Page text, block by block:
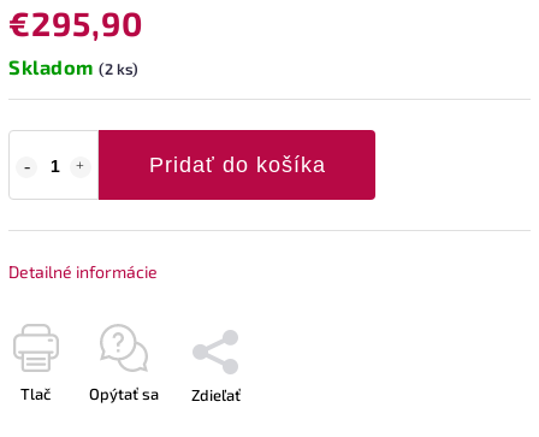
€295,90
Skladom (2 ks)
Pridať do košíka
Detailné informácie
Tlač Opýtať sa Zdieľať